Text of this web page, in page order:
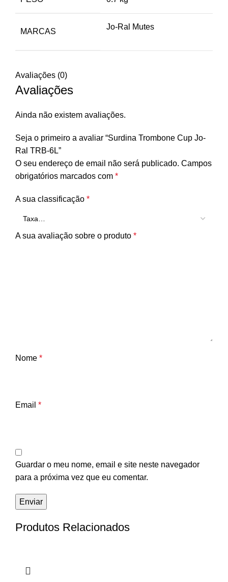
MARCAS
Jo-Ral Mutes
Avaliações (0)
Avaliações
Ainda não existem avaliações.
Seja o primeiro a avaliar “Surdina Trombone Cup Jo-
Ral TRB-6L”
O seu endereço de email não será publicado. Campos
obrigatórios marcados com *
A sua classificação *
A sua avaliação sobre o produto *
Nome *
Email *
Guardar o meu nome, email e site neste navegador
para a próxima vez que eu comentar.
Produtos Relacionados